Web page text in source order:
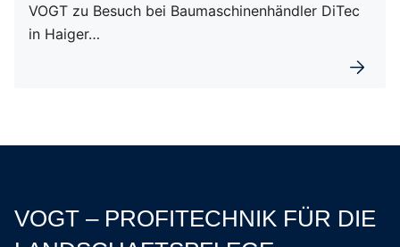
VOGT zu Besuch bei Baumaschinenhändler DiTec
in Haiger…
VOGT – PROFITECHNIK FÜR DIE